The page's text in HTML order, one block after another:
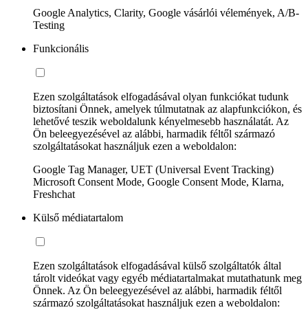
Google Analytics, Clarity, Google vásárlói vélemények, A/B-
Testing
Funkcionális
Ezen szolgáltatások elfogadásával olyan funkciókat tudunk
biztosítani Önnek, amelyek túlmutatnak az alapfunkciókon, és
lehetővé teszik weboldalunk kényelmesebb használatát. Az
Ön beleegyezésével az alábbi, harmadik féltől származó
szolgáltatásokat használjuk ezen a weboldalon:
Google Tag Manager, UET (Universal Event Tracking)
Microsoft Consent Mode, Google Consent Mode, Klarna,
Freshchat
Külső médiatartalom
Ezen szolgáltatások elfogadásával külső szolgáltatók által
tárolt videókat vagy egyéb médiatartalmakat mutathatunk meg
Önnek. Az Ön beleegyezésével az alábbi, harmadik féltől
származó szolgáltatásokat használjuk ezen a weboldalon: